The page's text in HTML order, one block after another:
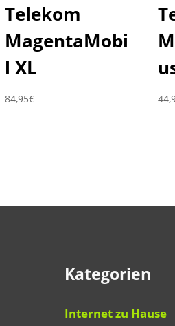
Telekom
MagentaMobi
l XL
84,95€
Kategorien
Internet zu Hause